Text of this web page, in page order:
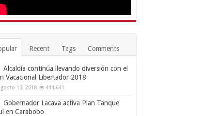
Recent Tags Comments
Alcaldía continúa llevando diversión con el
Vacacional Libertador 2018
13, 2018 444,641
Gobernador Lacava activa Plan Tanque
en Carabobo